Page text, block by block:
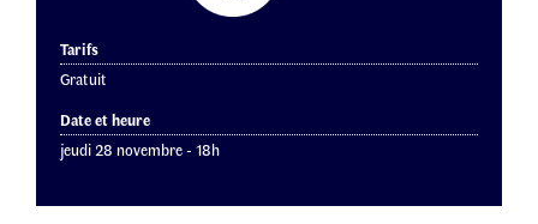
Tarifs
Gratuit
Date et heure
jeudi 28 novembre - 18h